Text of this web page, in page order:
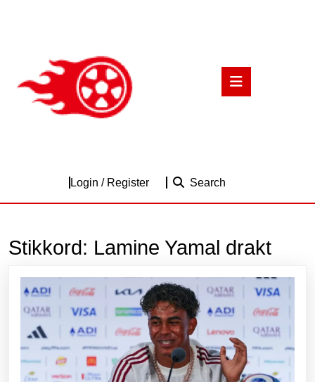
Login / RegisterLogin
Search
Stikkord: Lamine Yamal drakt